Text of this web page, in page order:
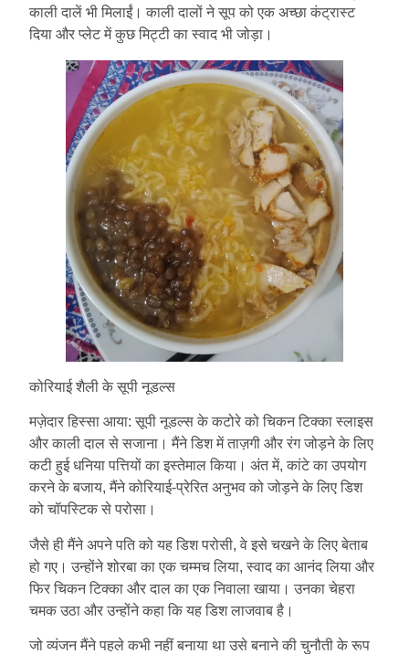
काली दालें भी मिलाईं। काली दालों ने सूप को एक अच्छा कंट्रास्ट
दिया और प्लेट में कुछ मिट्टी का स्वाद भी जोड़ा।
कोरियाई शैली के सूपी नूडल्स
मज़ेदार हिस्सा आया: सूपी नूडल्स के कटोरे को चिकन टिक्का स्लाइस
और काली दाल से सजाना। मैंने डिश में ताज़गी और रंग जोड़ने के लिए
कटी हुई धनिया पत्तियों का इस्तेमाल किया। अंत में, कांटे का उपयोग
करने के बजाय, मैंने कोरियाई-प्रेरित अनुभव को जोड़ने के लिए डिश
को चॉपस्टिक से परोसा।
जैसे ही मैंने अपने पति को यह डिश परोसी, वे इसे चखने के लिए बेताब
हो गए। उन्होंने शोरबा का एक चम्मच लिया, स्वाद का आनंद लिया और
फिर चिकन टिक्का और दाल का एक निवाला खाया। उनका चेहरा
चमक उठा और उन्होंने कहा कि यह डिश लाजवाब है।
जो व्यंजन मैंने पहले कभी नहीं बनाया था उसे बनाने की चुनौती के रूप